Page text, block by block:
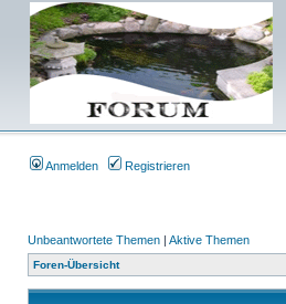
Anmelden Registrieren
Unbeantwortete Themen | Aktive Themen
Foren-Übersicht